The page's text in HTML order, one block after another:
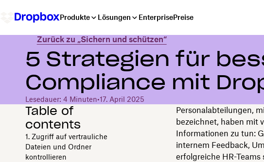
Produkte Lösungen EnterprisePreise
Zurück zu „Sichern und schützen“
5 Strategien für
Compliance mit
Lesedauer: 4 Minuten•17. April 2025
Table of
contents
1. Zugriff auf vertrauliche
Dateien und Ordner
kontrollieren
Personalabteilungen,
bezeichnet, haben mit
Informationen zu tun:
internem Feedback,
erfolgreiche HR-